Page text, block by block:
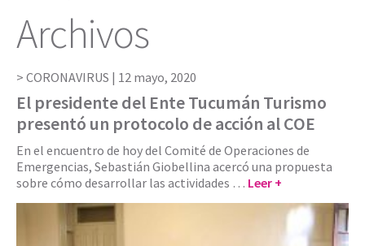
Archivos
CORONAVIRUS | 12 mayo, 2020
El presidente del Ente Tucumán Turismo
presentó un protocolo de acción al COE
En el encuentro de hoy del Comité de Operaciones de
Emergencias, Sebastián Giobellina acercó una propuesta
sobre cómo desarrollar las actividades … Leer +